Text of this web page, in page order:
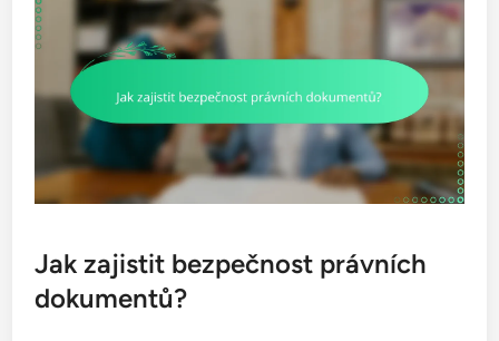
Jak zajistit bezpečnost právních
dokumentů?